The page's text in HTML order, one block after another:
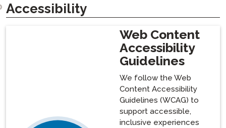
Accessibility
Web Content
Accessibility
Guidelines
We follow the Web
Content Accessibility
Guidelines (WCAG) to
support accessible,
inclusive experiences